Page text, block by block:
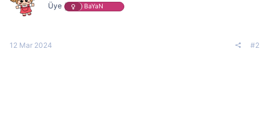
Üye BaYaN
12 Mar 2024 #2